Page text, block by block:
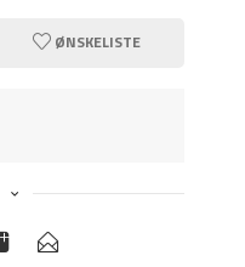
ØNSKELISTE